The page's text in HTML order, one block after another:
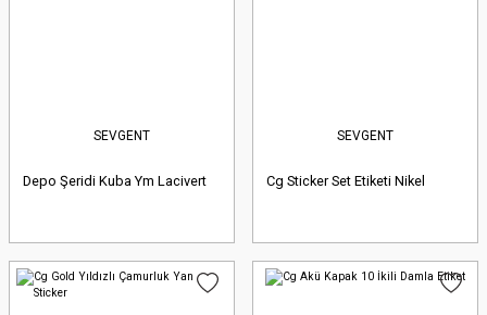
SEVGENT
Depo Şeridi Kuba Ym Lacivert
SEVGENT
Cg Sticker Set Etiketi Nikel